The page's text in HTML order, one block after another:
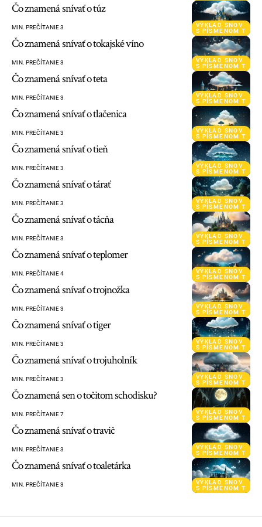
VÝKLAD SNOV
S PÍSMENOM T
Čo znamená snívať o túz
MIN. PREČÍTANIE 3
VÝKLAD SNOV
S PÍSMENOM T
Čo znamená snívať o tokajské víno
MIN. PREČÍTANIE 3
VÝKLAD SNOV
S PÍSMENOM T
Čo znamená snívať o teta
MIN. PREČÍTANIE 3
VÝKLAD SNOV
S PÍSMENOM T
Čo znamená snívať o tlačenica
MIN. PREČÍTANIE 3
VÝKLAD SNOV
S PÍSMENOM T
Čo znamená snívať o tieň
MIN. PREČÍTANIE 3
VÝKLAD SNOV
S PÍSMENOM T
Čo znamená snívať o tárať
MIN. PREČÍTANIE 3
VÝKLAD SNOV
S PÍSMENOM T
Čo znamená snívať o tácňa
MIN. PREČÍTANIE 3
VÝKLAD SNOV
S PÍSMENOM T
Čo znamená snívať o teplomer
MIN. PREČÍTANIE 4
VÝKLAD SNOV
S PÍSMENOM T
Čo znamená snívať o trojnožka
MIN. PREČÍTANIE 3
VÝKLAD SNOV
S PÍSMENOM T
Čo znamená snívať o tiger
MIN. PREČÍTANIE 3
VÝKLAD SNOV
S PÍSMENOM T
Čo znamená snívať o trojuholník
MIN. PREČÍTANIE 3
VÝKLAD SNOV
S PÍSMENOM T
Čo znamená sen o točitom schodisku?
MIN. PREČÍTANIE 7
VÝKLAD SNOV
S PÍSMENOM T
Čo znamená snívať o travič
MIN. PREČÍTANIE 3
VÝKLAD SNOV
S PÍSMENOM T
Čo znamená snívať o toaletárka
MIN. PREČÍTANIE 3